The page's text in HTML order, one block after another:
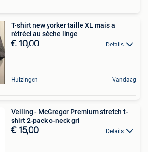
T-shirt new yorker taille XL mais a
rétréci au sèche linge
€ 10,00 Details
Huizingen Vandaag
Veiling - McGregor Premium stretch t-
shirt 2-pack o-neck gri
€ 15,00 Details